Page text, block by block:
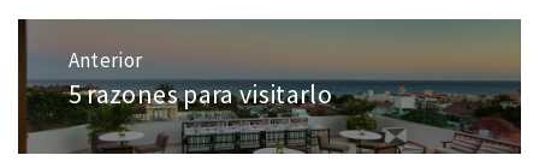
Navegación
de
entradas
Anterior
Entrada
anterior:
5 razones para visitarlo